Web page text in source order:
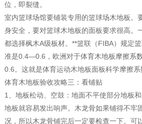
位，即裂缝。
室内篮球场馆要铺装专用的篮球场木地板。
身安全，要对篮球木地板的面板要求很高。
都选择枫木A级板材。**篮联（FIBA）规定
准是0.4—0.6，欧洲对于体育木地板摩擦系
0.6。这就是体育运动木地板面板科学摩擦系
体育木地板验收攻略三：看铺贴
1、地板松动、空鼓：地面不平使部分地板
地板就容易发出响声。木龙骨如果铺得不牢
况，所以木龙骨铺完后一定要检查一下。可